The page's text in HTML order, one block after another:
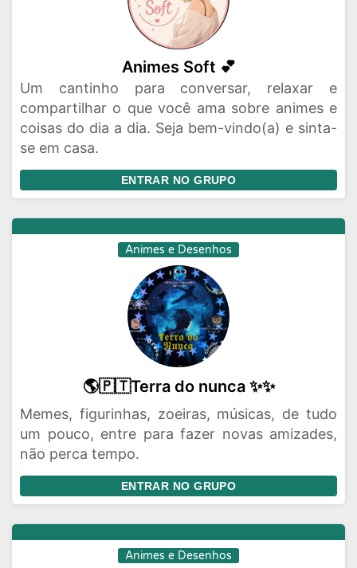
Animes Soft 💕
Um cantinho para conversar, relaxar e
compartilhar o que você ama sobre animes e
coisas do dia a dia. Seja bem-vindo(a) e sinta-
se em casa.
ENTRAR NO GRUPO
Animes e Desenhos
🌎🇵🇹Terra do nunca ✨✨
Memes, figurinhas, zoeiras, músicas, de tudo
um pouco, entre para fazer novas amizades,
não perca tempo.
ENTRAR NO GRUPO
Animes e Desenhos